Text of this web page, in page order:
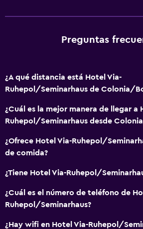
Preguntas
¿A qué distancia está Hotel Via-
Ruhepol/Seminarhaus de Colonia/
¿Cuál es la mejor manera de llegar a
Ruhepol/Seminarhaus desde
¿Ofrece Hotel Via-Ruhepol/
de comida?
¿Tiene Hotel Via-Ruhepol/
¿Cuál es el número de teléfono de
Ruhepol/Seminarhaus?
¿Hay wifi en Hotel Via-Ruhepol/